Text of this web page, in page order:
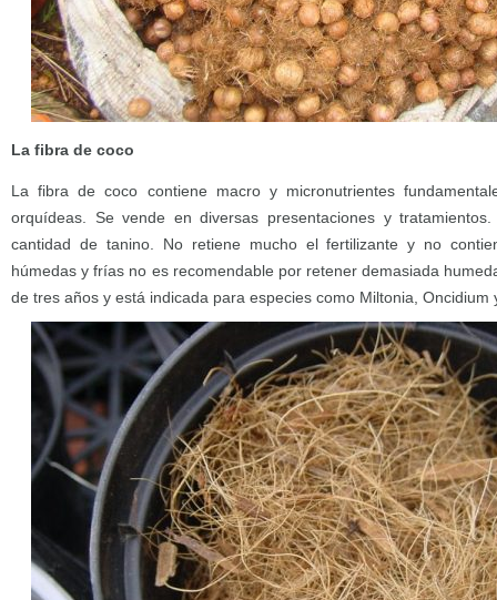
La fibra de coco
La fibra de coco contiene macro y micronutrientes
orquídeas. Se vende en diversas presentaciones y
cantidad de tanino. No retiene mucho el fertilizante y no
húmedas y frías no es recomendable por retener demasiada
de tres años y está indicada para especies como Miltonia, Oncidium